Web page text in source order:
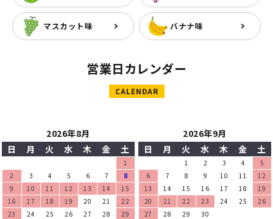
マスカット味 バナナ味
営業日カレンダー
CALENDAR
2026年8月
日
月 火 水 木 金 土
1
2
3 4 5 6 7
8
9
10 11 12 13 14
15
16
17 18 19 20 21
22
23
24 25 26 27 28
29
2026年9月
日
月 火 水 木 金 土
1 2 3 4
5
6
7 8 9 10 11
12
13
14 15 16 17 18
19
20
21 22 23 24 25
26
27
28 29 30